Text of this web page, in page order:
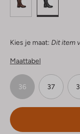
Kies je maat: Dit item
Maattabel
36 37